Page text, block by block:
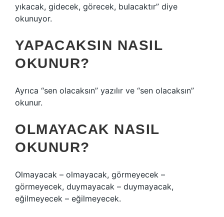
yıkacak, gidecek, görecek, bulacaktır” diye
okunuyor.
YAPACAKSIN NASIL
OKUNUR?
Ayrıca “sen olacaksın” yazılır ve “sen olacaksın”
okunur.
OLMAYACAK NASIL
OKUNUR?
Olmayacak – olmayacak, görmeyecek –
görmeyecek, duymayacak – duymayacak,
eğilmeyecek – eğilmeyecek.